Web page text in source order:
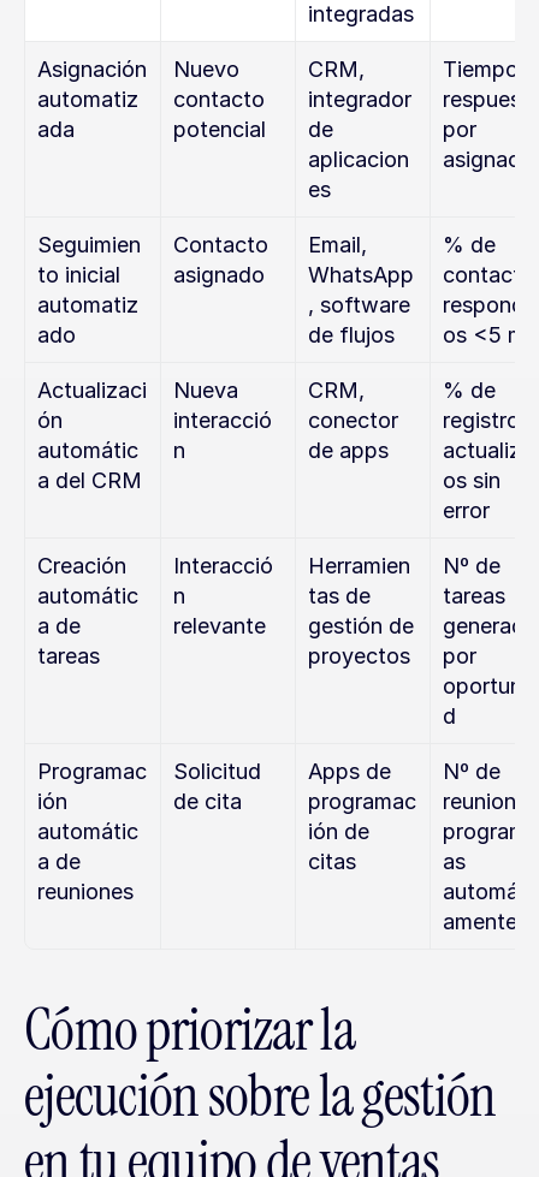
integradas
Asignación
automatiz
ada
Nuevo
contacto
potencial
CRM,
integrador
de
aplicacion
es
Tiempo
por
Seguimien
to inicial
automatiz
ado
Contacto
asignado
Email,
WhatsApp
, software
de flujos
% de
os <5
Actualizaci
ón
automátic
a del CRM
Nueva
interacció
n
CRM,
conector
de apps
% de
registros
os sin
error
Creación
automátic
a de
tareas
Interacció
n
relevante
Herramien
tas de
gestión de
proyectos
Nº de
tareas
por
d
Programac
ión
automátic
a de
reuniones
Solicitud
de cita
Apps de
programac
ión de
citas
Nº de
reuniones
as
amente
Cómo priorizar la
ejecución sobre la gestión